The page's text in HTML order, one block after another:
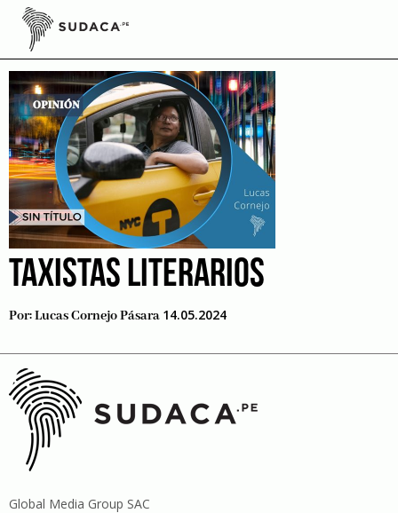
Skip
contentclásico
TAXISTAS LITERARIOS
Por:Lucas Cornejo Pásara 14.05.2024
Global Media Group SAC